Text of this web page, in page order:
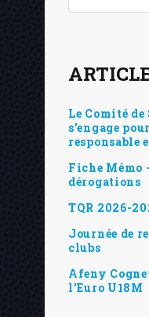
Le Comité
s’engage
responsable
Fiche Mémo
dérogations
TQR 2026-
Journée de
clubs
Afeny
l’Euro U18M